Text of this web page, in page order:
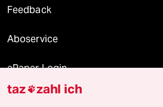
Feedback
Aboservice
ePaper Login
Downloads für Abonnierende
taz zahl ich